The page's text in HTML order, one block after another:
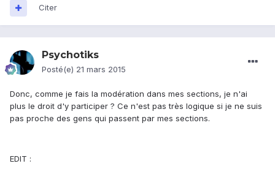
Citer
Psychotiks
Posté(e) 21 mars 2015
Donc, comme je fais la modération dans mes sections, je n'ai
plus le droit d'y participer ? Ce n'est pas très logique si je ne suis
pas proche des gens qui passent par mes sections.
EDIT :